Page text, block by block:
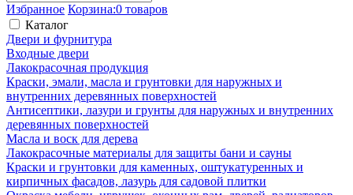
Избранное Корзина:0 товаров
Каталог
Двери и фурнитура
Входные двери
Лакокрасочная продукция
Краски, эмали, масла и грунтовки для наружных и
внутренних деревянных поверхностей
Антисептики, лазури и грунты для наружных и внутренних
деревянных поверхностей
Масла и воск для дерева
Лакокрасочные материалы для защиты бани и сауны
Краски и грунтовки для каменных, оштукатуренных и
кирпичных фасадов, лазурь для садовой плитки